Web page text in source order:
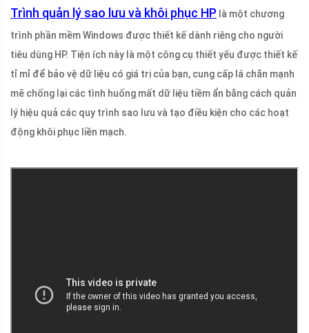
Trình quản lý sao lưu và khôi phục HP là một chương
trình phần mềm Windows được thiết kế dành riêng cho người
tiêu dùng HP. Tiện ích này là một công cụ thiết yếu được thiết kế
tỉ mỉ để bảo vệ dữ liệu có giá trị của bạn, cung cấp lá chắn mạnh
mẽ chống lại các tình huống mất dữ liệu tiềm ẩn bằng cách quản
lý hiệu quả các quy trình sao lưu và tạo điều kiện cho các hoạt
động khôi phục liền mạch.